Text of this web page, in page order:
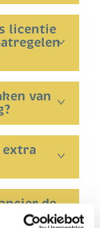
licentie
van
extra
de